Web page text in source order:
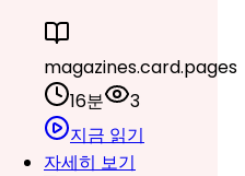
magazines.card.pages
16분
3
지금 읽기
자세히 보기